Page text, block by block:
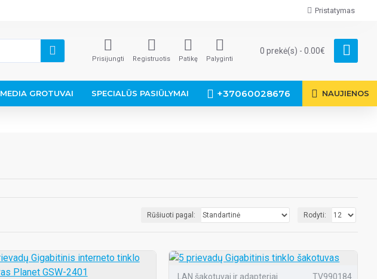
Pristatymas
Prisijungti Registruotis Patikę Palyginti
0 prekė(s) - 0.00€
MEDIA GROTUVAI SPECIALŪS PASIŪLYMAI +37060028676 NAUJIENOS
Rūšiuoti pagal: Rodyti:
LAN šakotuvai ir adapteriai TV990184